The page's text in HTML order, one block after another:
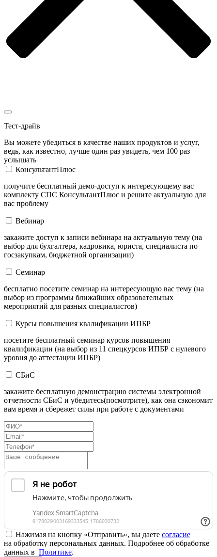
Тест-драйв
Вы можете убедиться в качестве наших продуктов и услуг,
ведь, как известно, лучше один раз увидеть, чем 100 раз
услышать
КонсультантПлюс
получите бесплатный демо-доступ к интересующему вас
комплекту СПС КонсультантПлюс и решите актуальную для
вас проблему
Вебинар
закажите доступ к записи вебинара на актуальную тему (на
выбор для бухгалтера, кадровика, юриста, специалиста по
госзакупкам, бюджетной организации)
Семинар
бесплатно посетите семинар на интересующую вас тему (на
выбор из программы ближайших образовательных
мероприятий для разных специалистов)
Курсы повышения квалификации ИПБР
посетите бесплатный семинар курсов повышения
квалификации (на выбор из 11 спецкурсов ИПБР с нулевого
уровня до аттестации ИПБР)
СБиС
закажите бесплатную демонстрацию системы электронной
отчетности СБиС и убедитесь(посмотрите), как она сэкономит
вам время и сбережет силы при работе с документами
Нажимая на кнопку «Отправить», вы даете согласие
на обработку персональных данных. Подробнее об обработке
данных в Политике.